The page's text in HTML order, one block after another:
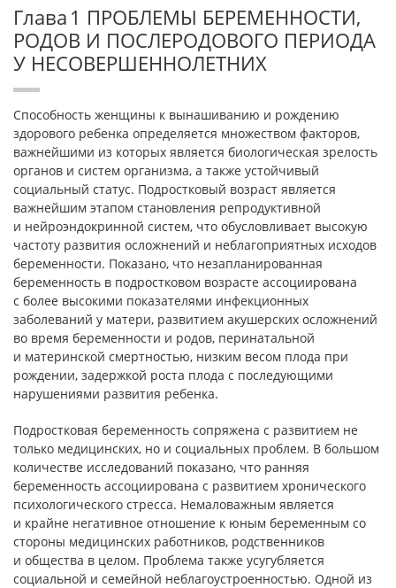
Глава 1 ПРОБЛЕМЫ БЕРЕМЕННОСТИ,
РОДОВ И ПОСЛЕРОДОВОГО ПЕРИОДА
У НЕСОВЕРШЕННОЛЕТНИХ
Способность женщины к вынашиванию и рождению
здорового ребенка определяется множеством факторов,
важнейшими из которых является биологическая зрелость
органов и систем организма, а также устойчивый
социальный статус. Подростковый возраст является
важнейшим этапом становления репродуктивной
и нейроэндокринной систем, что обусловливает высокую
частоту развития осложнений и неблагоприятных исходов
беременности. Показано, что незапланированная
беременность в подростковом возрасте ассоциирована
с более высокими показателями инфекционных
заболеваний у матери, развитием акушерских осложнений
во время беременности и родов, перинатальной
и материнской смертностью, низким весом плода при
рождении, задержкой роста плода с последующими
нарушениями развития ребенка.
Подростковая беременность сопряжена с развитием не
только медицинских, но и социальных проблем. В большом
количестве исследований показано, что ранняя
беременность ассоциирована с развитием хронического
психологического стресса. Немаловажным является
и крайне негативное отношение к юным беременным со
стороны медицинских работников, родственников
и общества в целом. Проблема также усугубляется
социальной и семейной неблагоустроенностью. Одной из